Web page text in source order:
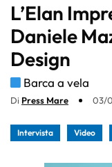
L’Elan
Daniele
Design
Barca a vela
Di Press Mare 03/
Intervista Video